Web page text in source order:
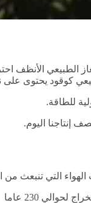
الطبيعي الأنظف
كوقود يحتوى
إنتاجنا اليوم.
التي تنبعث من
230 عاما